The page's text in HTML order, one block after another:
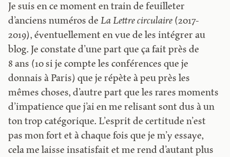
Je suis en ce moment en train de feuilleter
d’anciens numéros deLa Lettre circulaire (2017-
2019), éventuellement en vue de les intégrer au
blog. Je constate d’une part que ça fait près de
8 ans (10 si je compte les conférences que je
donnais à Paris) que je répète à peu près les
mêmes choses, d’autre part que les rares moments
d’impatience que j’ai en me relisant sont dus à un
ton trop catégorique. L’esprit de certitude n’est
pas mon fort et à chaque fois que je m’y essaye,
cela me laisse insatisfait et me rend d’autant plus